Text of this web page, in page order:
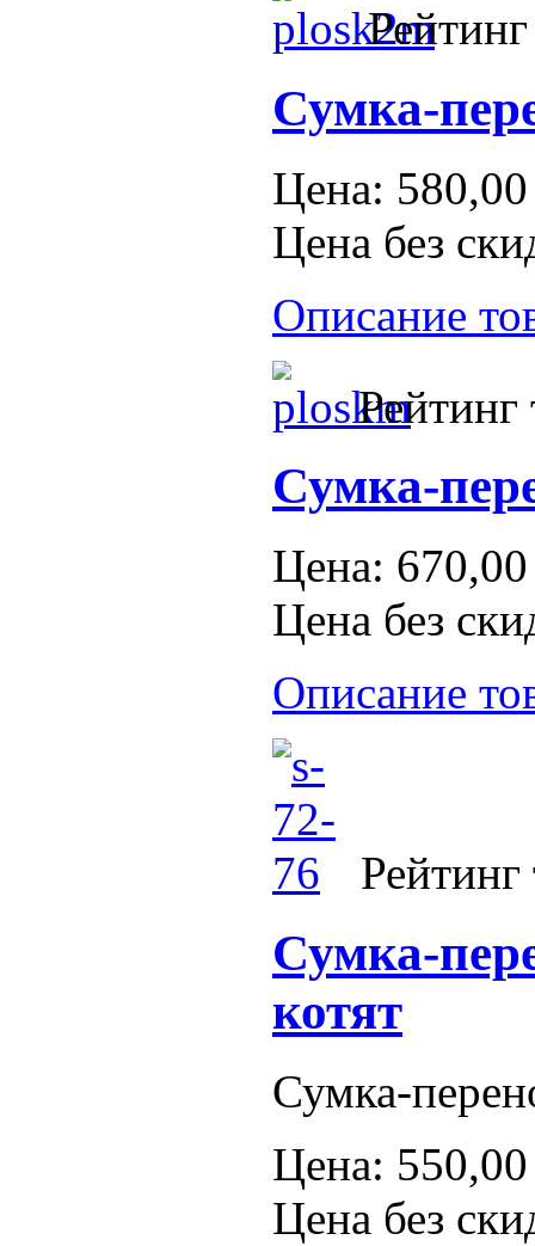
Сумка-
Цена:
Цена без
Описание
Рейтинг
Сумка-
Цена:
Цена без
Описание
Рейтинг
Сумка-
котят
Сумка-
Цена:
Цена без